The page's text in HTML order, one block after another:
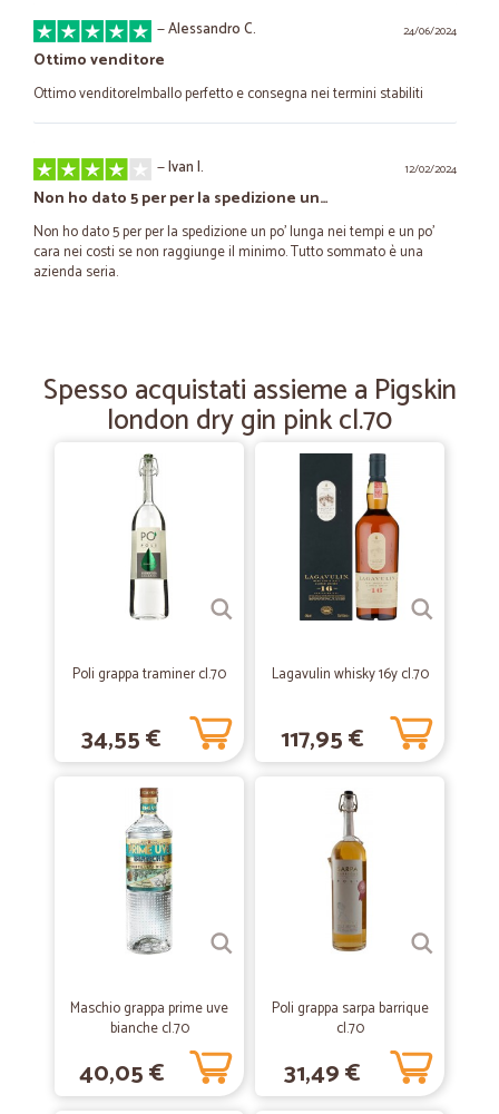
24/06/2024
—Alessandro C.
Ottimo venditore
Ottimo venditoreImballo perfetto e consegna nei termini stabiliti
12/02/2024
—Ivan I.
Non ho dato 5 per per la spedizione un…
Non ho dato 5 per per la spedizione un po’ lunga nei tempi e un po’
cara nei costi se non raggiunge il minimo. Tutto sommato è una
azienda seria.
Acquisto acqua in bottiglia
Facilità di effettuazione ordine e consegna nei termini.
Ottimi prodotti v veloci nella…
Ottimi prodotti v veloci nella spedizione
23/03/2021
—Marco R.
ottimo seller, spedizione rapida, All 5 Stars to you
26/10/2020
—Schiaslo-spil srl S.
Consegna a 5 stelle!
Le spedizioni ed i prodotti Cicalia sono impeccabili, sia nel loro stato
sia nella precisione di arrivo. Prezzi convenienti. Perchè non
utilizzarlo?Grazie e buon lavoro,
22/07/2020
—Carlo S.
Perfetto, ordinato giovedì sera arrivato lunedì, ottimo imballaggio e
10/07/2020
—Valentina S.
Spesso acquistati assieme a Pigskin
london dry gin pink cl.70
Poli grappa traminer cl.70
34,55 €
Lagavulin whisky 16y cl.70
117,95 €
Maschio grappa prime uve
bianche cl.70
40,05 €
Poli grappa sarpa barrique
cl.70
31,49 €